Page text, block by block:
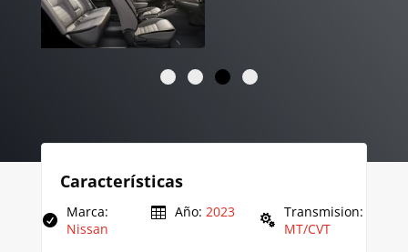
Características
Marca:
Nissan
Año:2023 Transmision:
MT/CVT